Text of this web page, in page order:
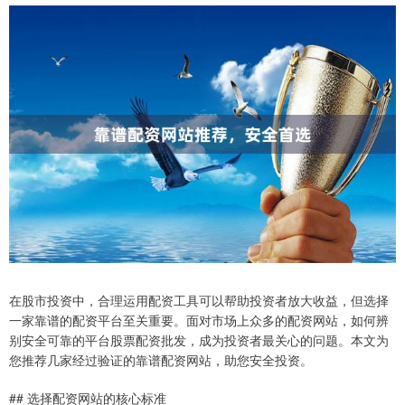
在股市投资中，合理运用配资工具可以帮助投资者放大收益，但选择
一家靠谱的配资平台至关重要。面对市场上众多的配资网站，如何辨
别安全可靠的平台股票配资批发，成为投资者最关心的问题。本文为
您推荐几家经过验证的靠谱配资网站，助您安全投资。
## 选择配资网站的核心标准